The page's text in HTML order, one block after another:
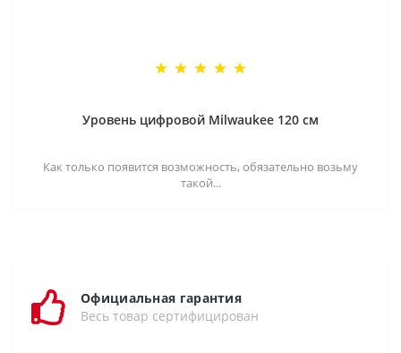
Уровень цифровой Milwaukee 120 см
Как только появится возможность, обязательно возьму
такой...
Официальная гарантия
Весь товар сертифицирован